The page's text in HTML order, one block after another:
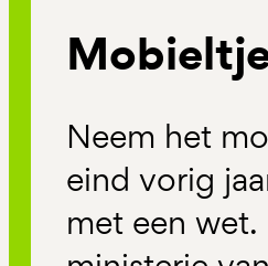
Neem het
eind vorig
met een wet.